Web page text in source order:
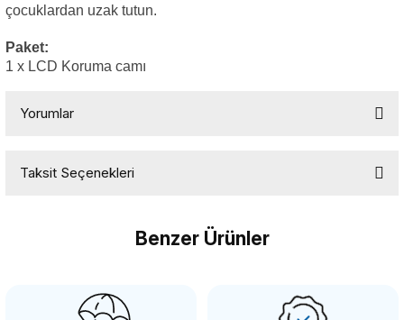
çocuklardan uzak tutun.
Paket:
1 x LCD Koruma camı
Yorumlar
Yorum Yaz
Taksit Seçenekleri
Benzer Ürünler
OEM Marka Nikon D90 Lcd Koruma Camı